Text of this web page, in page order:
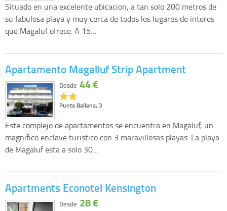
Situado en una excelente ubicacion, a tan solo 200 metros de
su fabulosa playa y muy cerca de todos los lugares de interes
que Magaluf ofrece. A 15…
Apartamento Magalluf Strip Apartment
Punta Ballena, 3
Desde 44 €
Este complejo de apartamentos se encuentra en Magaluf, un
magnifico enclave turistico con 3 maravillosas playas. La playa
de Magaluf esta a solo 30…
Apartments Econotel Kensington
Desde 28 €